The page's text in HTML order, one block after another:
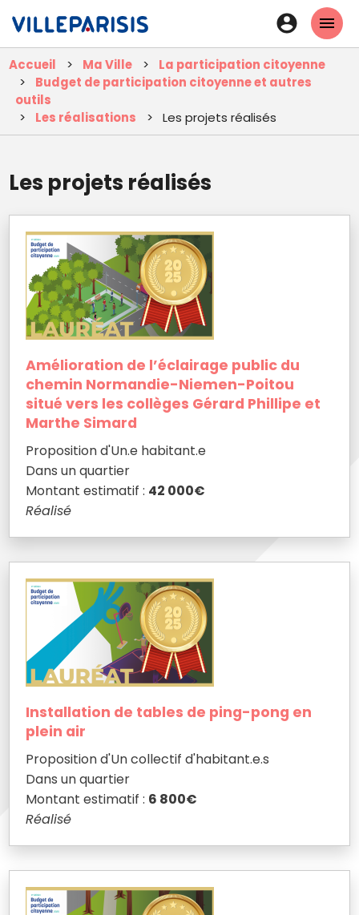
contenu
principal
En-
tête
-
Accueil Ma Ville
La participation citoyenne
Budget de participation citoyenne et autres
outils
Les réalisations
Les projets réalisés
Les projets réalisés
Amélioration de l’éclairage public du
chemin Normandie-Niemen-Poitou
situé vers les collèges Gérard Phillipe et
Marthe Simard
Proposition d'Un.e habitant.e
Dans un quartier
Montant estimatif : 42 000€
Réalisé
Installation de tables de ping-pong en
plein air
Proposition d'Un collectif d'habitant.e.s
Dans un quartier
Montant estimatif : 6 800€
Réalisé